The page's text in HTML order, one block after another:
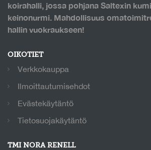
koirahalli, jossa pohjana Saltexin
keinonurmi. Mahdollisuus
hallin vuokraukseen!
OIKOTIET
Verkkokauppa
Ilmoittautumisehdot
Evästekäytäntö
Tietosuojakäytäntö
TMI NORA RENELL